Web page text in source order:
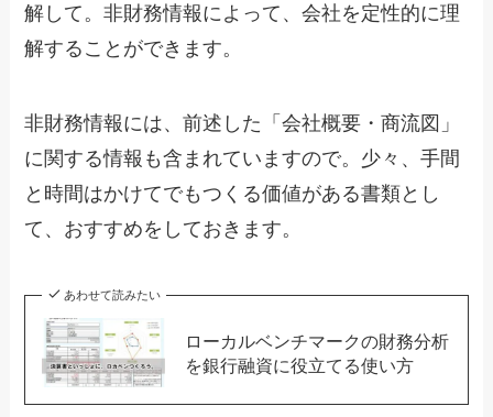
解して。非財務情報によって、会社を定性的に理
解することができます。
非財務情報には、前述した「会社概要・商流図」
に関する情報も含まれていますので。少々、手間
と時間はかけてでもつくる価値がある書類とし
て、おすすめをしておきます。
あわせて読みたい
ローカルベンチマークの財務分析
を銀行融資に役立てる使い方